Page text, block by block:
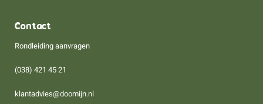
Contact
Rondleiding aanvragen
(038) 421 45 21
klantadvies@doomijn.nl